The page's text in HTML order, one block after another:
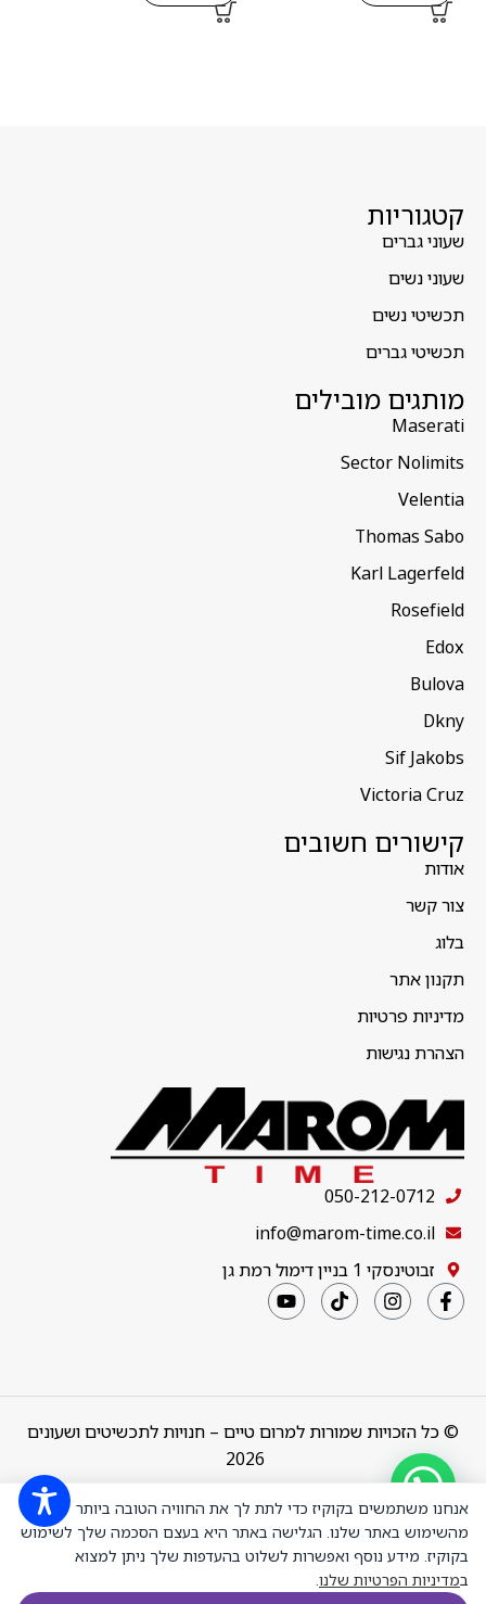
קטגוריות
שעוני גברים
שעוני נשים
תכשיטי נשים
תכשיטי גברים
מותגים מובילים
Maserati
Sector Nolimits
Velentia
Thomas Sabo
Karl Lagerfeld
Rosefield
Edox
Bulova
Dkny
Sif Jakobs
Victoria Cruz
קישורים חשובים
אודות
צור קשר
בלוג
תקנון אתר
מדיניות פרטיות
הצהרת נגישות
050-212-0712
info@marom-time.co.il
זבוטינסקי 1 בניין דימול רמת גן
© כל הזכויות שמורות למרום טיים – חנויות לתכשיטים ושעונים
2026
Design & Code bythebuildup
96L343 שעון
יד לאישה
₪2,195.00
אנחנו משתמשים בקוקיז כדי לתת לך את החוויה הטובה ביותר
מהשימוש באתר שלנו. הגלישה באתר היא בעצם הסכמה שלך לשימוש
בקוקיז. מידע נוסף ואפשרות לשלוט בהעדפות שלך ניתן למצוא
במדיניות הפרטיות שלנו.